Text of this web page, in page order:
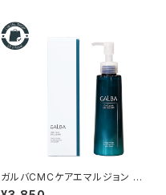
ガルバCMCケアエマルジョン 1
50ml｜年齢とともに変化する